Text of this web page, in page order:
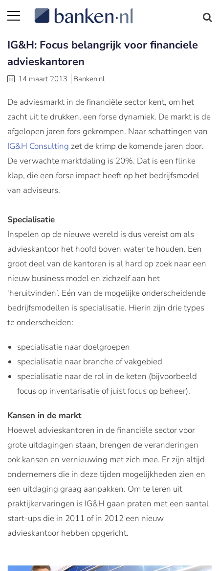
IG&H: Focus belangrijk voor financiele
advieskantoren
14 maart 2013 Banken.nl
De adviesmarkt in de financiële sector kent, om het
zacht uit te drukken, een forse dynamiek. De markt is de
afgelopen jaren fors gekrompen. Naar schattingen van
IG&H Consulting zet de krimp de komende jaren door.
De verwachte marktdaling is 20%. Dat is een flinke
klap, die een forse impact heeft op het bedrijfsmodel
van adviseurs.
Specialisatie
Inspelen op de nieuwe wereld is dus vereist om als
advieskantoor het hoofd boven water te houden. Een
groot deel van de kantoren is al hard op zoek naar een
nieuw business model en zichzelf aan het
‘heruitvinden’. Eén van de mogelijke onderscheidende
bedrijfsmodellen is specialisatie. Hierin zijn drie types
te onderscheiden:
specialisatie naar doelgroepen
specialisatie naar branche of vakgebied
specialisatie naar de rol in de keten (bijvoorbeeld
focus op inventarisatie of juist focus op beheer).
Kansen in de markt
Hoewel advieskantoren in de financiële sector voor
grote uitdagingen staan, brengen de veranderingen
ook kansen en vernieuwing met zich mee. Er zijn altijd
ondernemers die in deze tijden mogelijkheden zien en
een uitdaging graag aanpakken. Om te leren uit
praktijkervaringen is IG&H gaan praten met een aantal
start-ups die in 2011 of in 2012 een nieuw
advieskantoor hebben opgericht.